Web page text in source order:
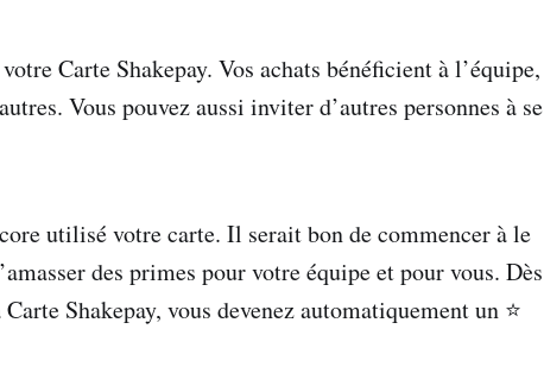
Carte Shakepay. Vos achats bénéficient à l’équipe,
Vous pouvez aussi inviter d’autres personnes à se
utilisé votre carte. Il serait bon de commencer à le
des primes pour votre équipe et pour vous. Dès
Shakepay, vous devenez automatiquement un ⭐